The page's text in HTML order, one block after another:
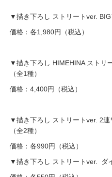
▼描き下ろし ストリートver. BIG
価格：各1,980円（税込）
▼描き下ろし HIMEHINA ストリ
（全1種）
価格：4,400円（税込）
▼描き下ろし ストリートver. 2
（全2種）
価格：各990円（税込）
▼描き下ろし ストリートver. ダ